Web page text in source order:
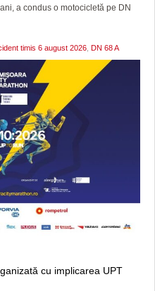
a condus o motocicletă pe DN
timis 6 august 2026 DN 68 A
cu implicarea UPT